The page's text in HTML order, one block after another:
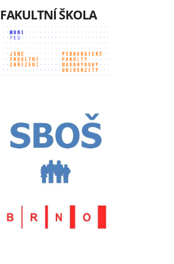
FAKULTNÍ ŠKOLA